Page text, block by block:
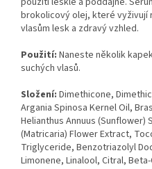
brokolicový olej, které
vlasům lesk a zdravý vzhled.
Použití: Naneste několik
suchých vlasů.
Složení: Dimethicone,
Argania Spinosa Kernel Oil,
Helianthus Annuus (Sunflower)
(Matricaria) Flower Extract,
Triglyceride, Benzotriazolyl
Limonene, Linalool, Citral,